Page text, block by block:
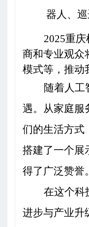
器人、
2025重庆
商和专业观众
模式等，推动
随着人工
遇。从家庭服
们的生活方式
搭建了一个展
得了广泛赞誉。
在这个科
进步与产业升